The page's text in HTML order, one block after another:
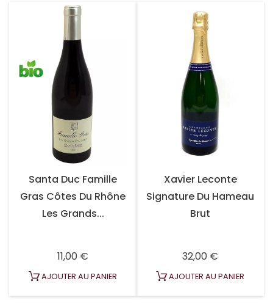
Santa Duc Famille
Gras Côtes Du Rhône
Les Grands...
11,00 €
AJOUTER AU PANIER
Xavier Leconte
Signature Du Hameau
Brut
32,00 €
AJOUTER AU PANIER